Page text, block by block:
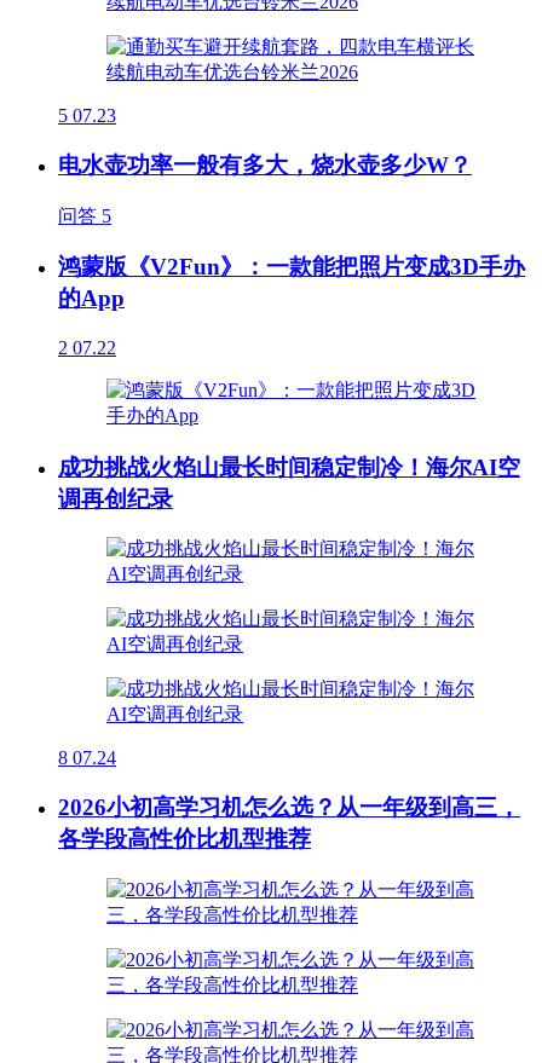
5 07.23
电水壶功率一般有多大，烧水壶多少W？
问答 5
鸿蒙版《V2Fun》：一款能把照片变成3D手办
的App
2 07.22
成功挑战火焰山最长时间稳定制冷！海尔AI空
调再创纪录
8 07.24
2026小初高学习机怎么选？从一年级到高三，
各学段高性价比机型推荐